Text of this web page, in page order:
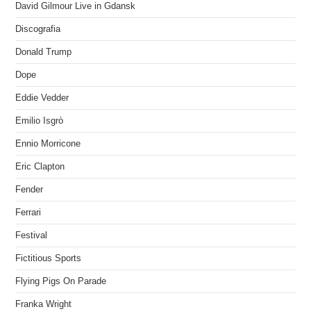
David Gilmour Live in Gdansk
Discografia
Donald Trump
Dope
Eddie Vedder
Emilio Isgrò
Ennio Morricone
Eric Clapton
Fender
Ferrari
Festival
Fictitious Sports
Flying Pigs On Parade
Franka Wright